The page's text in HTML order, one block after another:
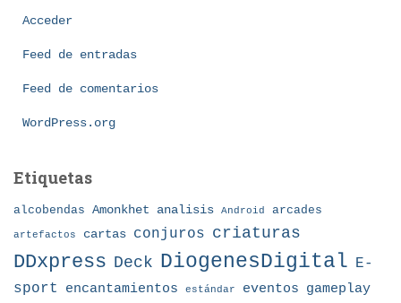
Acceder
Feed de entradas
Feed de comentarios
WordPress.org
Etiquetas
alcobendas Amonkhet analisis Android arcades
artefactos cartas conjuros criaturas
DDxpress Deck DiogenesDigital E-
sport
encantamientos estándar eventos gameplay